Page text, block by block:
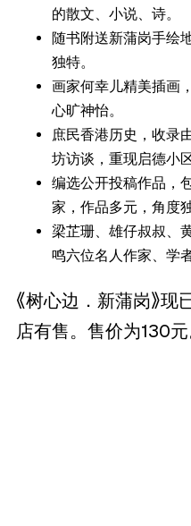
的散文、小说、诗。
随书附送新蒲岗手绘
独特。
画家何幸儿精美插画
心旷神怡。
庶民香港历史，收录
坊访谈，重现启德小
编选公开投稿作品，
家，作品多元，角度独
梁芷珊、雄仔叔叔、
鸣六位名人作家、学
《树心边．新蒲岗》
店有售。售价为130元